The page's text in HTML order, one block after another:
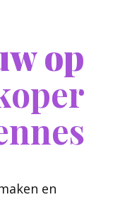
op
en